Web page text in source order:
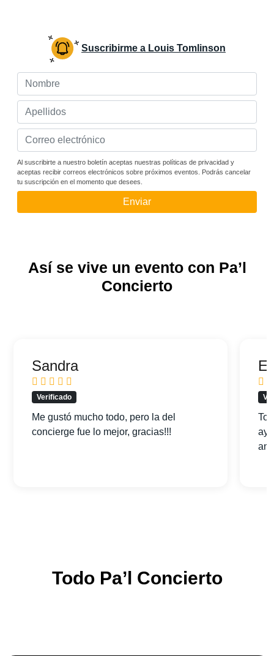
Suscribirme a Louis Tomlinson
Al suscribirte a nuestro boletín aceptas nuestras políticas de privacidad y
aceptas recibir correos electrónicos sobre próximos eventos. Podrás cancelar
tu suscripción en el momento que desees.
Enviar
Así se vive un evento con Pa’l
Concierto
Sandra
Verificado
Me gustó mucho todo, pero la del
concierge fue lo mejor, gracias!!!
Todo Pa’l Concierto